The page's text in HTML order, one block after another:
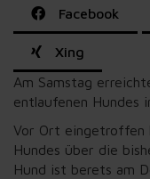
Facebook
Xing
Am Samstag
entlaufenen Hundes
Vor Ort eingetroffen
Hundes über die
Hund ist berets am